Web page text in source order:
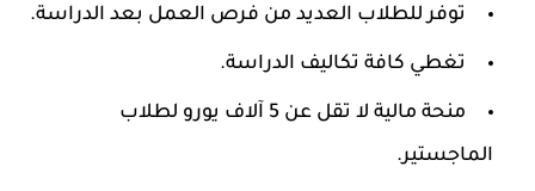
توفر للطلاب العديد من فرص العمل بعد الدراسة.
تغطي كافة تكاليف الدراسة.
منحة مالية لا تقل عن 5 آلاف يورو لطلاب
الماجستير.